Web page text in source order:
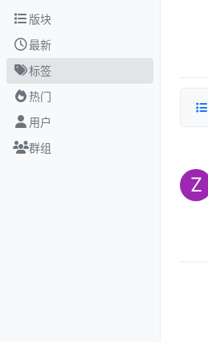
跳转至内容
版块
最新
标签
热门
用户
群组
Z